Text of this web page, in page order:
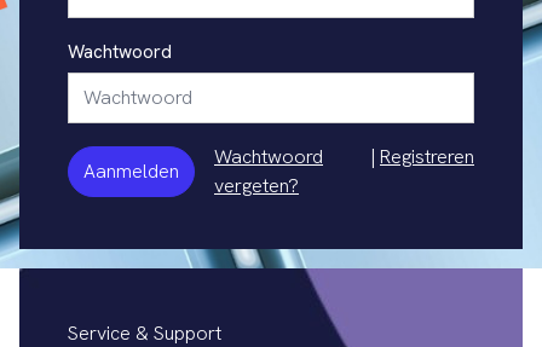
Wachtwoord
Aanmelden
Wachtwoord
vergeten?
| Registreren
Service & Support